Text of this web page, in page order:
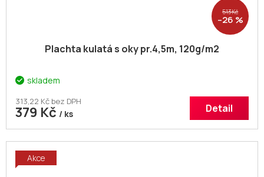
513 Kč
–26 %
Plachta kulatá s oky pr.4,5m, 120g/m2
skladem
313,22 Kč bez DPH
379 Kč / ks Detail
Akce